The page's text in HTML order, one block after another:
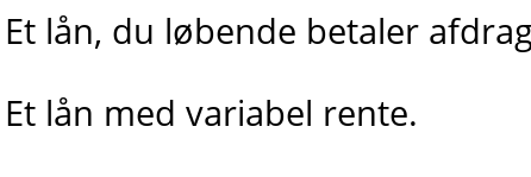
Et lån, du løbende betaler
Et lån med variabel rente.